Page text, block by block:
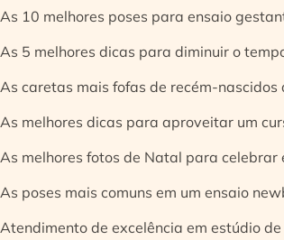
As 10 melhores poses para ensaio
As 5 melhores dicas para diminuir o
As caretas mais fofas de recém-nascidos
As melhores dicas para aproveitar um
As melhores fotos de Natal para celebrar
As poses mais comuns em um ensaio
Atendimento de excelência em estúdio